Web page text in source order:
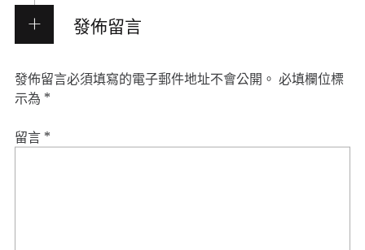
發佈留言
發佈留言必須填寫的電子郵件地址不會公開。 必填欄位標
示為 *
留言 *